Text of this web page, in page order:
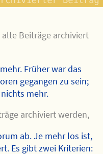
Beiträge archiviert
Früher war das
gegangen zu sein;
mehr.
archiviert werden,
ab. Je mehr los ist,
Es gibt zwei Kriterien: